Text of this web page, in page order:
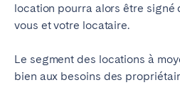
location pourra alors être
vous et votre locataire.
Le segment des locations à
bien aux besoins des